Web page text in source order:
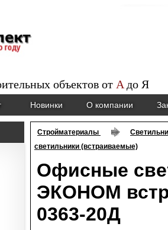
объектов от Aдо Я
Новинки О компании
Стройматериалы
светильники (встраиваемые)
Офисные
ЭКОНОМ
0363-20Д